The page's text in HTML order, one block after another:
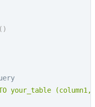
( )
your_table (column1,